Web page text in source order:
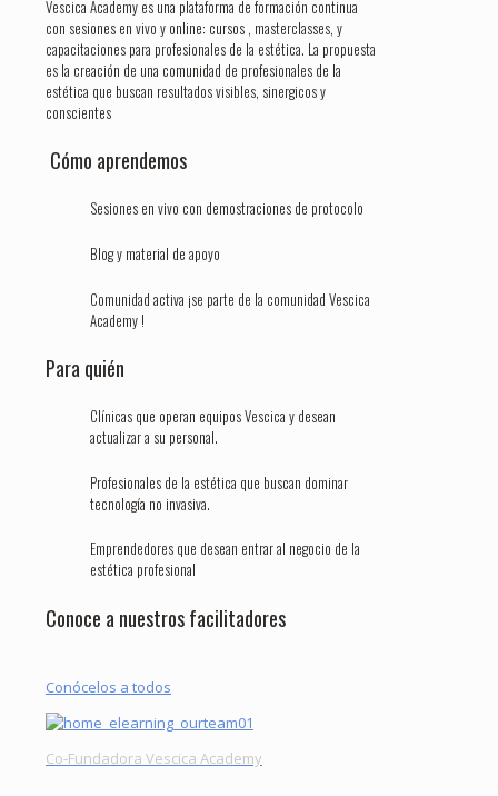
Vescica Academy es una plataforma de formación continua
con sesiones en vivo y online: cursos , masterclasses, y
capacitaciones para profesionales de la estética. La propuesta
es la creación de una comunidad de profesionales de la
estética que buscan resultados visibles, sinergicos y
conscientes
Cómo aprendemos
Sesiones en vivo con demostraciones de protocolo
Blog y material de apoyo
Comunidad activa ¡se parte de la comunidad Vescica
Academy !
Para quién
Clínicas que operan equipos Vescica y desean
actualizar a su personal.
Profesionales de la estética que buscan dominar
tecnología no invasiva.
Emprendedores que desean entrar al negocio de la
estética profesional
Conoce a nuestros facilitadores
Conócelos a todos
Co-Fundadora Vescica Academy